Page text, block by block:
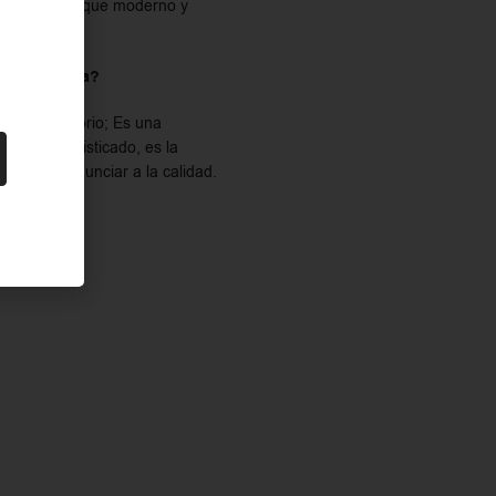
un toque moderno y
correcta?
un accesorio; Es una
diseño sofisticado, es la
sin renunciar a la calidad.